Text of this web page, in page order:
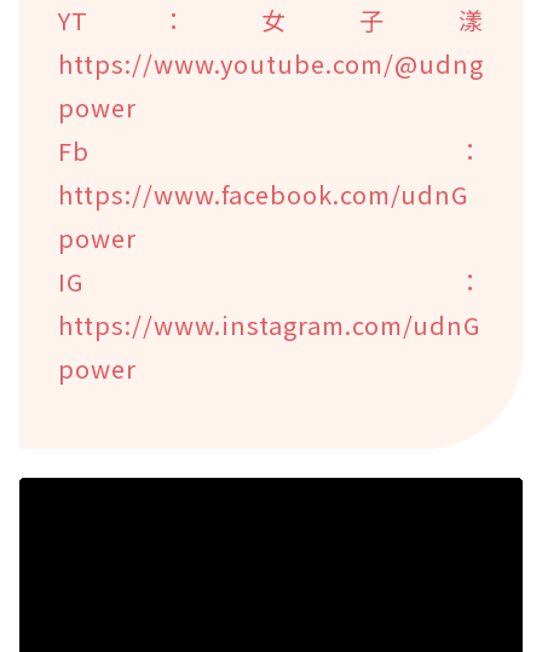
YT：女子漾
https://www.youtube.com/@udng
power
Fb：
https://www.facebook.com/udnG
power
IG：
https://www.instagram.com/udnG
power